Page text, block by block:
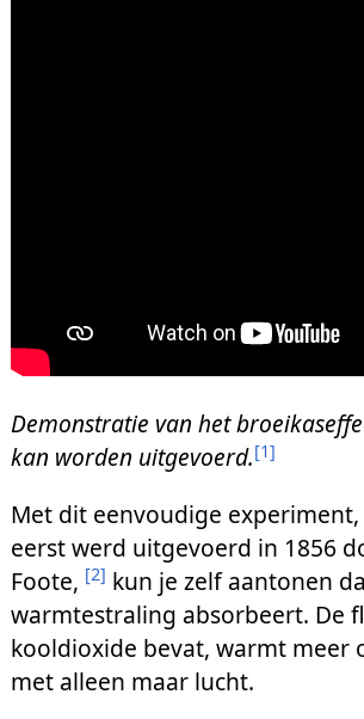
Demonstratie van het
kan worden uitgevoerd.[1]
Met dit eenvoudige
eerst werd uitgevoerd in 1856
Foote, [2] kun je zelf aantonen
warmtestraling absorbeert. De
kooldioxide bevat, warmt meer
met alleen maar lucht.